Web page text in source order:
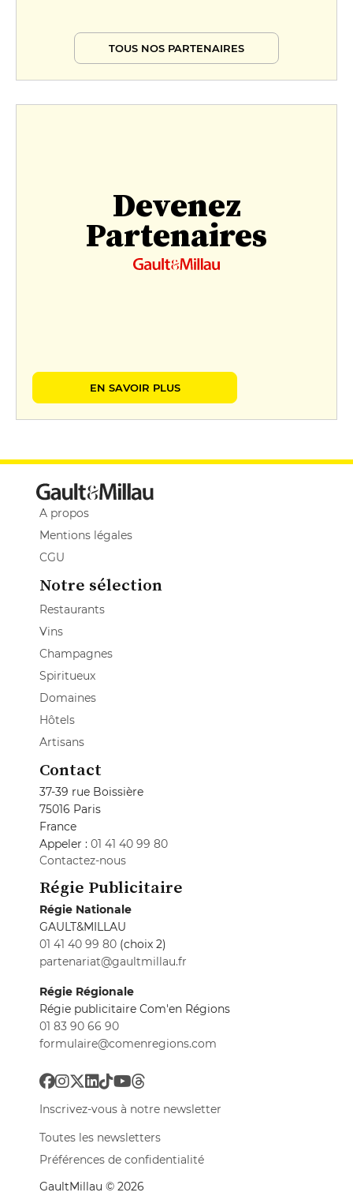
TOUS NOS PARTENAIRES
Devenez
Partenaires
EN SAVOIR PLUS
A propos
Mentions légales
CGU
Notre sélection
Restaurants
Vins
Champagnes
Spiritueux
Domaines
Hôtels
Artisans
Contact
37-39 rue Boissière
75016 Paris
France
Appeler : 01 41 40 99 80
Contactez-nous
Régie Publicitaire
Régie Nationale
GAULT&MILLAU
01 41 40 99 80 (choix 2)
partenariat@gaultmillau.fr
Régie Régionale
Régie publicitaire Com'en Régions
01 83 90 66 90
formulaire@comenregions.com
Inscrivez-vous à notre newsletter
Toutes les newsletters
Préférences de confidentialité
GaultMillau © 2026